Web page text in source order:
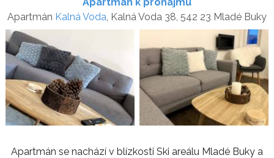
Apartmán k pronájmu
Apartmán Kalná Voda, Kalná Voda 38, 542 23 Mladé Buky
Apartmán se nachází v blízkosti Ski areálu Mladé Buky a